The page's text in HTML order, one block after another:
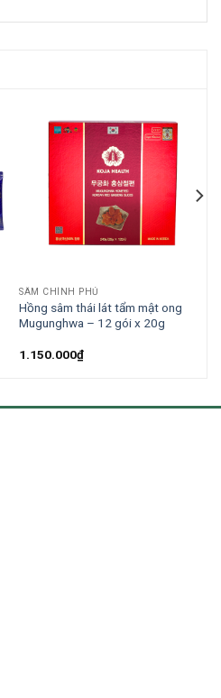
SÂM CHÍNH PHỦ
Hồng sâm thái lát tẩm mật ong
Mugunghwa – 12 gói x 20g
1.150.000₫